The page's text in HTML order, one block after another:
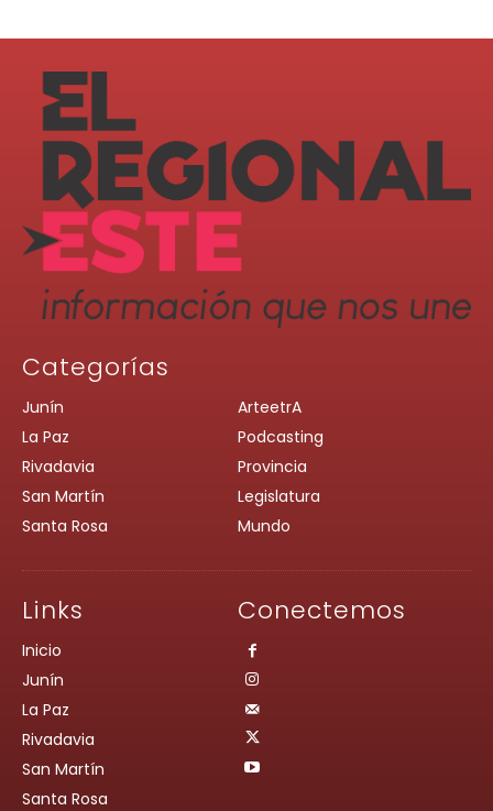
Categorías
Junín
La Paz
Rivadavia
San Martín
Santa Rosa
ArteetrA
Podcasting
Provincia
Legislatura
Mundo
Links
Inicio
Junín
La Paz
Rivadavia
San Martín
Santa Rosa
Conectemos